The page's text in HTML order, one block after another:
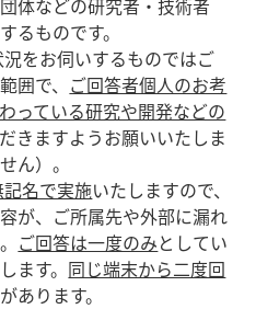
体などの研究者・技術者
るものです。
をお伺いするものではご
囲で、 ご回答者個人のお考
っている研究や開発などの
きますようお願いいたしま
ん）。
名で実施いたしますので、
が、ご所属先や外部に漏れ
ご回答は一度のみとしてい
ます。 同じ端末から二度回
あります。